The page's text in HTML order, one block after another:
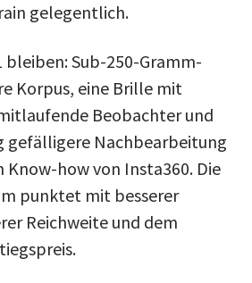
gelegentlich.
bleiben: Sub-250-Gramm-
Korpus, eine Brille mit
Beobachter und
gefälligere Nachbearbeitung
Know-how von Insta360. Die
punktet mit besserer
Reichweite und dem